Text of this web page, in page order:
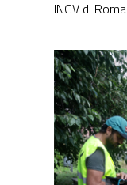
INGV di Roma